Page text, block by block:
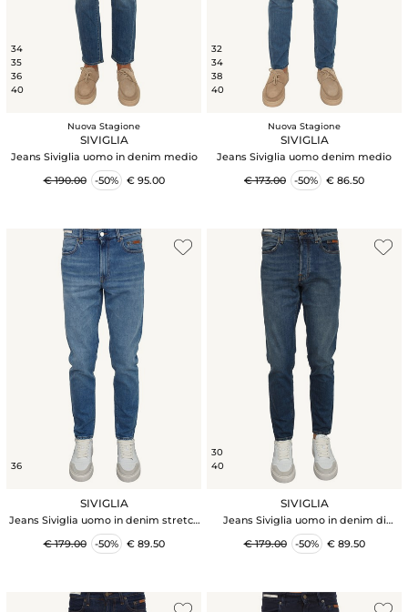
34
35
36
40
Nuova Stagione
SIVIGLIA
Jeans Siviglia uomo in denim medio
€ 190.00
-50% € 95.00
32
34
38
40
Nuova Stagione
SIVIGLIA
Jeans Siviglia uomo denim medio
€ 173.00
-50% € 86.50
36
SIVIGLIA
Jeans Siviglia uomo in denim stretch
lavaggio used
€ 179.00
-50% € 89.50
30
40
SIVIGLIA
Jeans Siviglia uomo in denim di
cotone blu effetto used
€ 179.00
-50% € 89.50